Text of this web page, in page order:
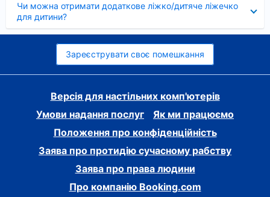
Чи можна отримати додаткове ліжко/дитяче ліжечко
для дитини?
Зареєструвати своє помешкання
Версія для настільних комп'ютерів
Умови надання послуг
Як ми працюємо
Положення про конфіденційність
Заява про протидію сучасному рабству
Заява про права людини
Про компанію Booking.com